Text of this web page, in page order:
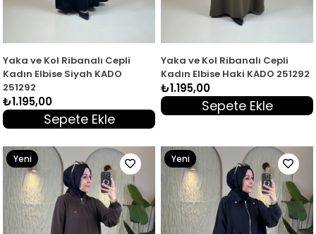
Yaka ve Kol Ribanalı Cepli
Kadın Elbise Siyah KADO
251292
₺1.195,00
Sepete Ekle
Yaka ve Kol Ribanalı Cepli
Kadın Elbise Haki KADO 251292
₺1.195,00
Sepete Ekle
Yeni
Ürün
Yeni
Ürün